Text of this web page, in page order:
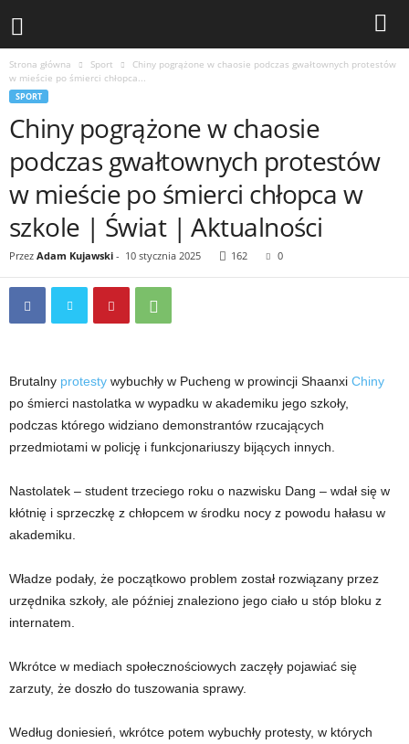
Strona główna Sport
Chiny pogrążone w chaosie podczas gwałtownych protestów
w mieście po śmierci chłopca...
SPORT
Chiny pogrążone w chaosie
podczas gwałtownych protestów
w mieście po śmierci chłopca w
szkole | Świat | Aktualności
Przez Adam Kujawski - 10 stycznia 2025 162 0
Brutalny protesty wybuchły w Pucheng w prowincji Shaanxi Chiny
po śmierci nastolatka w wypadku w akademiku jego szkoły,
podczas którego widziano demonstrantów rzucających
przedmiotami w policję i funkcjonariuszy bijących innych.
Nastolatek – student trzeciego roku o nazwisku Dang – wdał się w
kłótnię i sprzeczkę z chłopcem w środku nocy z powodu hałasu w
akademiku.
Władze podały, że początkowo problem został rozwiązany przez
urzędnika szkoły, ale później znaleziono jego ciało u stóp bloku z
internatem.
Wkrótce w mediach społecznościowych zaczęły pojawiać się
zarzuty, że doszło do tuszowania sprawy.
Według doniesień, wkrótce potem wybuchły protesty, w których